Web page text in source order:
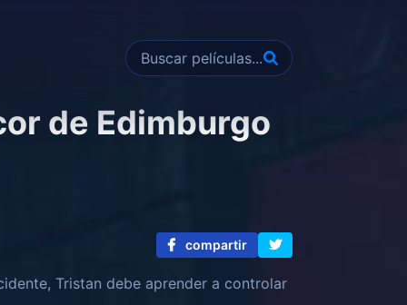
de Edimburgo
compartir
Tristan debe aprender a controlar